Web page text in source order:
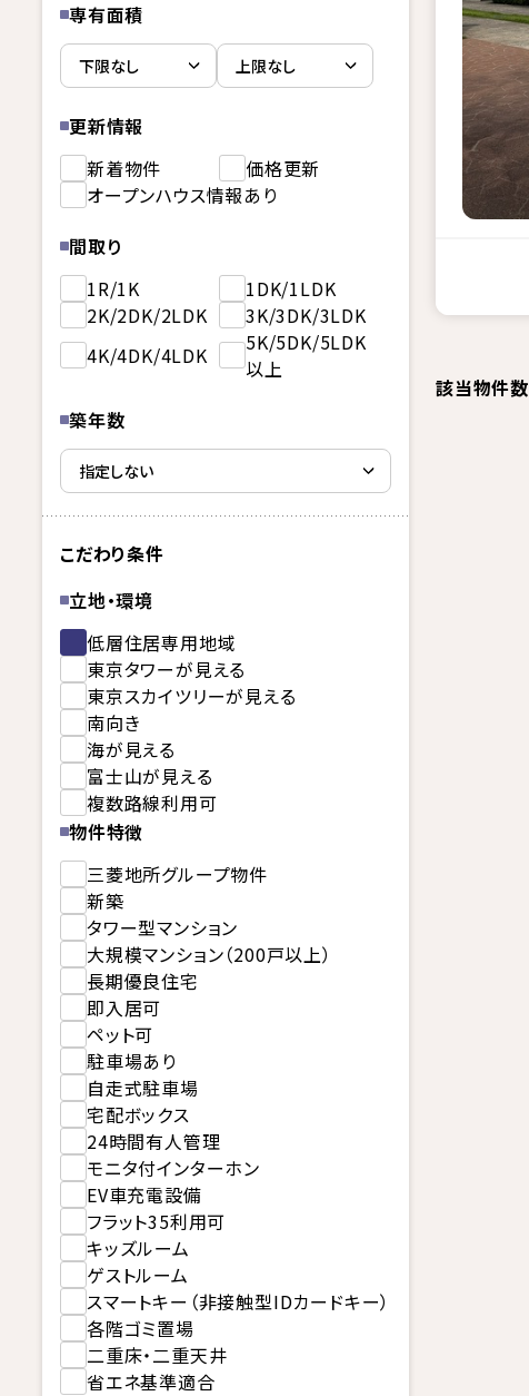
専有面積
更新情報
新着物件
価格更新
オープンハウス情報あり
間取り
1R/1K
1DK/1LDK
2K/2DK/2LDK
3K/3DK/3LDK
4K/4DK/4LDK
5K/5DK/5LDK
以上
築年数
こだわり条件
立地・環境
低層住居専用地域
東京タワーが見える
東京スカイツリーが見える
南向き
海が見える
富士山が見える
複数路線利用可
物件特徴
三菱地所グループ物件
新築
タワー型マンション
大規模マンション（200戸以上）
長期優良住宅
即入居可
ペット可
駐車場あり
自走式駐車場
宅配ボックス
24時間有人管理
モニタ付インターホン
EV車充電設備
フラット35利用可
キッズルーム
ゲストルーム
スマートキー（非接触型IDカードキー）
各階ゴミ置場
二重床・二重天井
省エネ基準適合
該当物件数